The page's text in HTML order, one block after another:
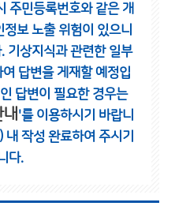
주민등록번호와 같은 개
보 노출 위험이 있으니
기상지식과 관련한 일부
답변을 게재할 예정입
답변이 필요한 경우는
'를 이용하시기 바랍니
작성 완료하여 주시기
다.